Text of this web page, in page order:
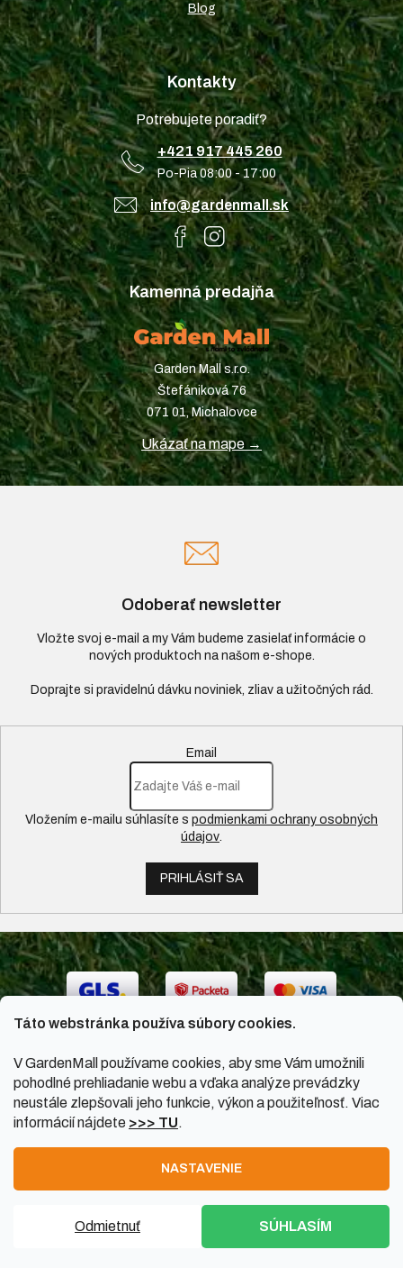
Táto webstránka používa súbory cookies.
V GardenMall používame cookies, aby sme Vám umožnili
pohodlné prehliadanie webu a vďaka analýze prevádzky
neustále zlepšovali jeho funkcie, výkon a použiteľnosť. Viac
informácií nájdete >>> TU.
NASTAVENIE
Odmietnuť SÚHLASÍM
Blog
Kontakty
Potrebujete poradiť?
+421 917 445 260
Po-Pia 08:00 - 17:00
info@gardenmall.sk
Kamenná predajňa
Garden Mall s.r.o.
Štefániková 76
071 01, Michalovce
Ukázať na mape →
Odoberať newsletter
Vložte svoj e-mail a my Vám budeme zasielať informácie o
nových produktoch na našom e-shope.
Email
Vložením e-mailu súhlasíte s podmienkami ochrany osobných
údajov.
PRIHLÁSIŤ SA
GardenMall.sk
Upraviť nastavenie cookies